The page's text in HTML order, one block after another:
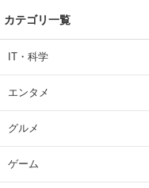
カテゴリ一覧
IT・科学
エンタメ
グルメ
ゲーム